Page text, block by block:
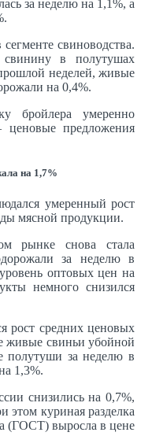
за неделю на 1,1%, а
свиноводства.
в полутушах
неделей, живые
на 0,4%.
бройлера умеренно
предложения
на 1,7%
умеренный рост
мясной продукции.
рынке снова стала
за неделю в
оптовых цен на
немного снизился
рост средних ценовых
живые свиньи убойной
полутуши за неделю в
1,3%.
снизились на 0,7%,
этом куриная разделка
(ГОСТ) выросла в цене